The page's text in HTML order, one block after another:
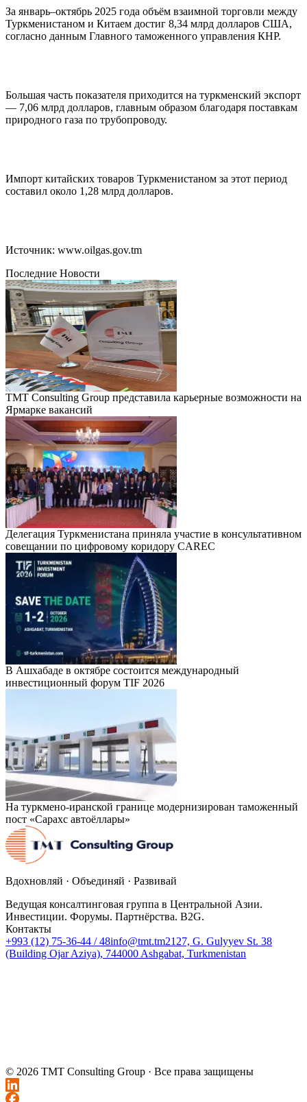
За январь–октябрь 2025 года объём взаимной торговли между
Туркменистаном и Китаем достиг 8,34 млрд долларов США,
согласно данным Главного таможенного управления КНР.
Большая часть показателя приходится на туркменский экспорт
— 7,06 млрд долларов, главным образом благодаря поставкам
природного газа по трубопроводу.
Импорт китайских товаров Туркменистаном за этот период
составил около 1,28 млрд долларов.
Источник: www.oilgas.gov.tm
Последние Новости
TMT Consulting Group представила карьерные возможности на
Ярмарке вакансий
Делегация Туркменистана приняла участие в консультативном
совещании по цифровому коридору CAREC
В Ашхабаде в октябре состоится международный
инвестиционный форум TIF 2026
На туркмено-иранской границе модернизирован таможенный
пост «Сарахс автоёллары»
Вдохновляй · Объединяй · Развивай
Ведущая консалтинговая группа в Центральной Азии.
Инвестиции. Форумы. Партнёрства. B2G.
Контакты
+993 (12) 75-36-44 / 48info@tmt.tm2127, G. Gulyyev St. 38
(Building Ojar Aziya), 744000 Ashgabat, Turkmenistan
© 2026 TMT Consulting Group · Все права защищены